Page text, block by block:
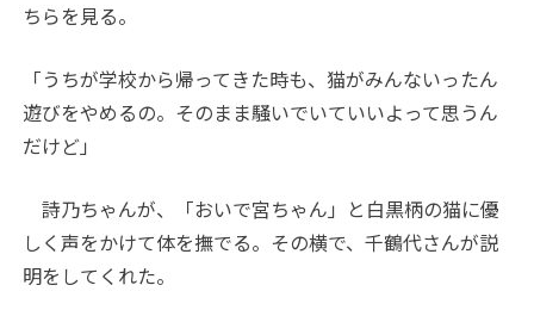
ちらを見る。
「うちが学校から帰ってきた時も、猫がみんないったん
遊びをやめるの。そのまま騒いでいていいよって思うん
だけど」
詩乃ちゃんが、「おいで宮ちゃん」と白黒柄の猫に優
しく声をかけて体を撫でる。その横で、千鶴代さんが説
明をしてくれた。